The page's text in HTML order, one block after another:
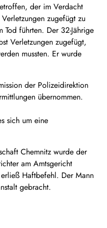
der im Verdacht
zugefügt zu
führten. Der 32-Jährige
Verletzungen zugefügt,
mussten. Er wurde
der Polizeidirektion
übernommen.
sich um eine
Chemnitz wurde der
am Amtsgericht
Haftbefehl. Der Mann
gebracht.